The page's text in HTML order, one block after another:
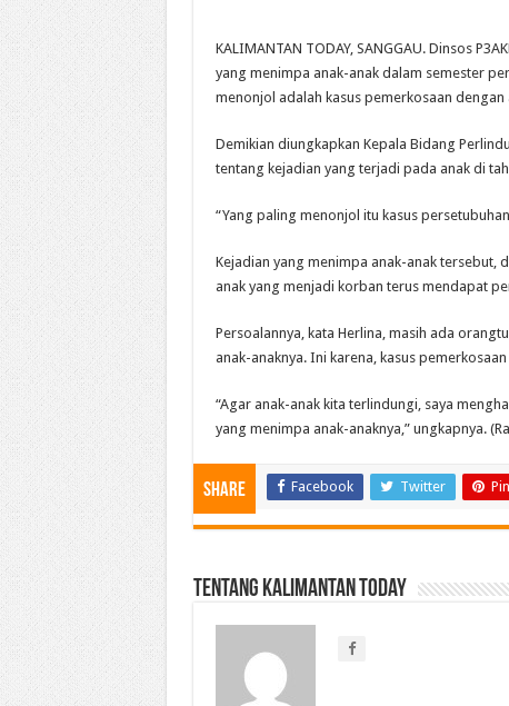
KALIMANTAN TODAY, SANGGAU. Dinsos
yang menimpa anak-anak dalam semester
menonjol adalah kasus pemerkosaan dengan
Demikian diungkapkan Kepala Bidang
tentang kejadian yang terjadi pada anak di
“Yang paling menonjol itu kasus
Kejadian yang menimpa anak-anak tersebut,
anak yang menjadi korban terus mendapat
Persoalannya, kata Herlina, masih ada
anak-anaknya. Ini karena, kasus
“Agar anak-anak kita terlindungi, saya
yang menimpa anak-anaknya,” ungkapnya.
Share Facebook Twitter
Tentang Kalimantan Today